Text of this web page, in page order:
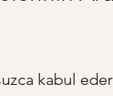
kabul